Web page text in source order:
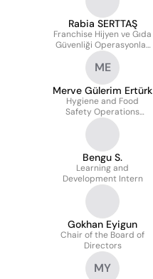
Rabia SERTTAŞ
Franchise Hijyen ve Gıda
Güvenliği Operasyonlar
Uzmanı
ME
Merve Gülerim Ertürk
Hygiene and Food
Safety Operations
Executive
Bengu S.
Learning and
Development Intern
Gokhan Eyigun
Chair of the Board of
Directors
MY